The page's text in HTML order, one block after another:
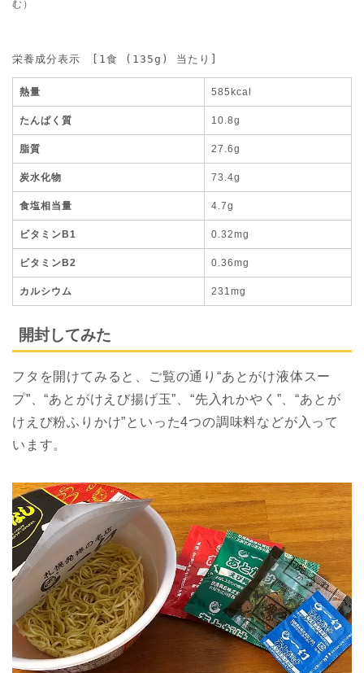
む）
栄養成分表示　[1食 (135g) 当たり]
熱量 585kcal
たんぱく質 10.8g
脂質 27.6g
炭水化物 73.4g
食塩相当量 4.7g
ビタミンB1 0.32mg
ビタミンB2 0.36mg
カルシウム 231mg
開封してみた
フタを開けてみると、ご覧の通り“あとがけ液体スー
プ”、“あとがけえび揚げ玉”、“先入れかやく”、“あとが
けえび粉ふりかけ”といった4つの調味料などが入って
います。